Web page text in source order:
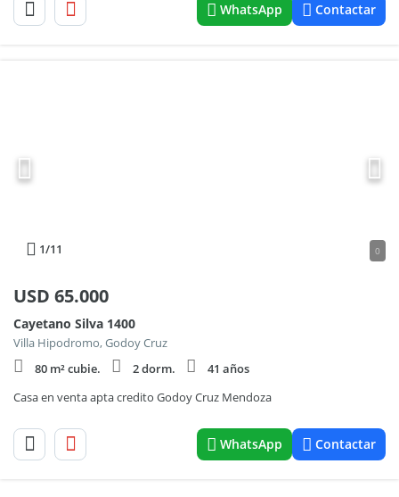
WhatsApp Contactar
1/11 0
USD 65.000
Cayetano Silva 1400
Villa Hipodromo, Godoy Cruz
80 m² cubie.
2 dorm.
41 años
Casa en venta apta credito Godoy Cruz Mendoza
WhatsApp Contactar